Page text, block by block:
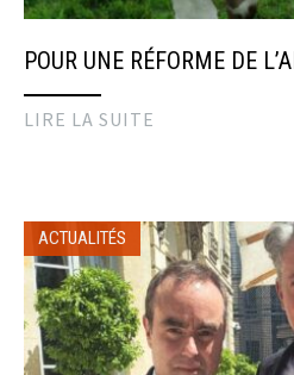
POUR UNE RÉFORME DE
LIRE LA SUITE
ACTUALITÉS